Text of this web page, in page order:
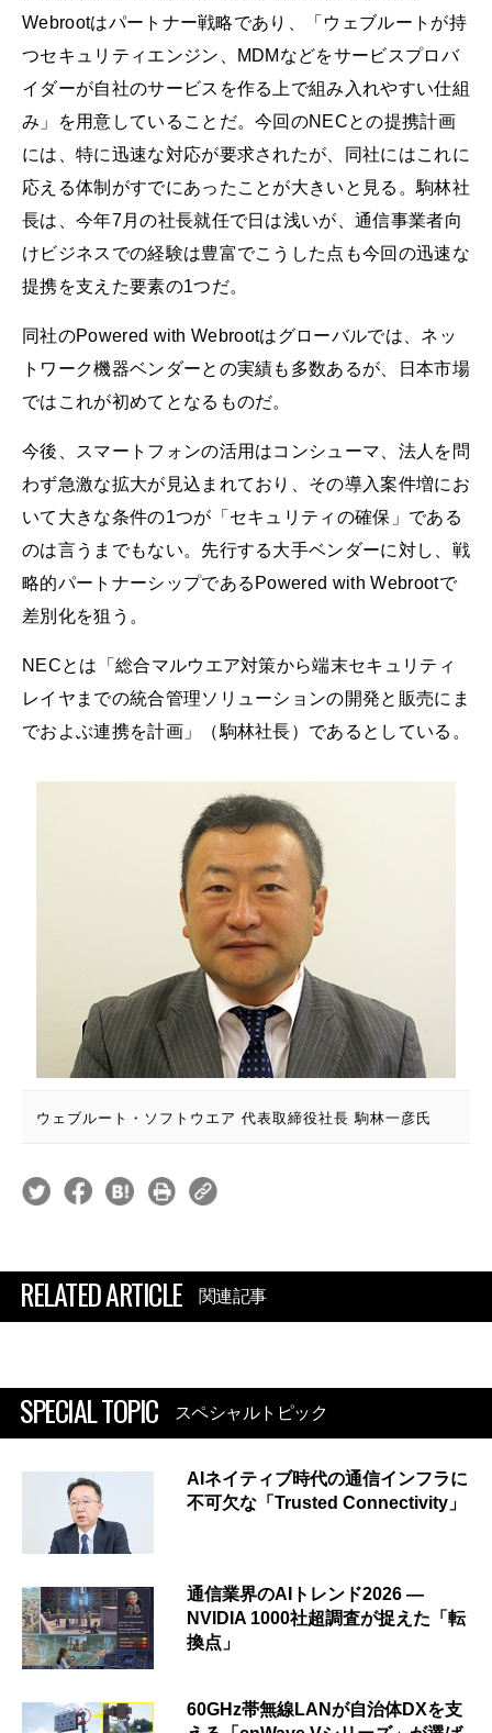
Webrootはパートナー戦略であり、「ウェブルートが持
つセキュリティエンジン、MDMなどをサービスプロバ
イダーが自社のサービスを作る上で組み入れやすい仕組
み」を用意していることだ。今回のNECとの提携計画
には、特に迅速な対応が要求されたが、同社にはこれに
応える体制がすでにあったことが大きいと見る。駒林社
長は、今年7月の社長就任で日は浅いが、通信事業者向
けビジネスでの経験は豊富でこうした点も今回の迅速な
提携を支えた要素の1つだ。
同社のPowered with Webrootはグローバルでは、ネッ
トワーク機器ベンダーとの実績も多数あるが、日本市場
ではこれが初めてとなるものだ。
今後、スマートフォンの活用はコンシューマ、法人を問
わず急激な拡大が見込まれており、その導入案件増にお
いて大きな条件の1つが「セキュリティの確保」である
のは言うまでもない。先行する大手ベンダーに対し、戦
略的パートナーシップであるPowered with Webrootで
差別化を狙う。
NECとは「総合マルウエア対策から端末セキュリティ
レイヤまでの統合管理ソリューションの開発と販売にま
でおよぶ連携を計画」（駒林社長）であるとしている。
ウェブルート・ソフトウエア 代表取締役社長 駒林一彦氏
RELATED ARTICLE 関連記事
SPECIAL TOPIC スペシャルトピック
AIネイティブ時代の通信インフラに
不可欠な「Trusted Connectivity」
通信業界のAIトレンド2026 ―
NVIDIA 1000社超調査が捉えた「転
換点」
60GHz帯無線LANが自治体DXを支